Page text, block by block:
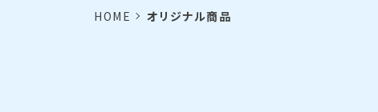
HOME オリジナル商品